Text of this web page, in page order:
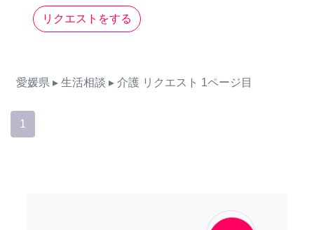
リクエストをする
愛媛県 ▸ 生活相談 ▸ 介護 リクエスト 1ページ目
1